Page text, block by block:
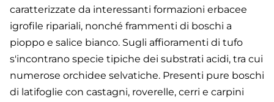
caratterizzate da interessanti formazioni erbacee
igrofile ripariali, nonché frammenti di boschi a
pioppo e salice bianco. Sugli affioramenti di tufo
s'incontrano specie tipiche dei substrati acidi, tra cui
numerose orchidee selvatiche. Presenti pure boschi
di latifoglie con castagni, roverelle, cerri e carpini